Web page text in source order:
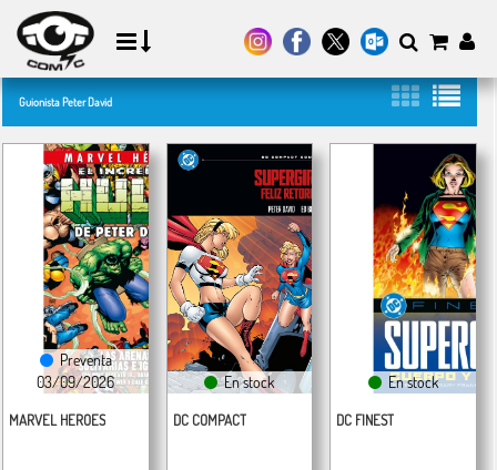
Guionista Peter David
Preventa
03/09/2026
MARVEL HEROES
En stock
DC COMPACT
En stock
DC FINEST